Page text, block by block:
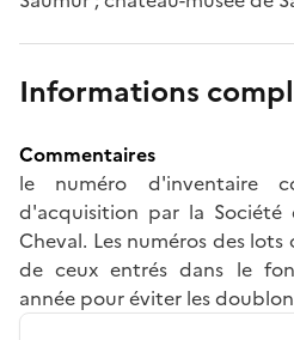
Informations
Commentaires
le numéro d'inventaire
d'acquisition par la Société
Cheval. Les numéros des
de ceux entrés dans le
année pour éviter les